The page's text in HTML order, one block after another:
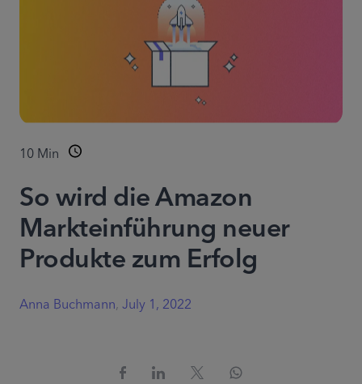
10Min
So wird die Amazon
Markteinführung neuer
Produkte zum Erfolg
Anna Buchmann, July 1, 2022